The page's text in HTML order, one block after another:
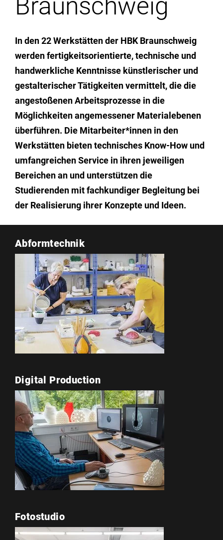
Institute
Forschung
Infrastruktur
Aktuelles
meinstudium
Mediothek
Ausstellungsräume
Mensa & Cafeteria
Braunschweig
In den 22 Werkstätten der HBK Braunschweig
werden fertigkeitsorientierte, technische und
handwerkliche Kenntnisse künstlerischer und
gestalterischer Tätigkeiten vermittelt, die die
angestoßenen Arbeitsprozesse in die
Möglichkeiten angemessener Materialebenen
überführen. Die Mitarbeiter*innen in den
Werkstätten bieten technisches Know-How und
umfangreichen Service in ihren jeweiligen
Bereichen an und unterstützen die
Studierenden mit fachkundiger Begleitung bei
der Realisierung ihrer Konzepte und Ideen.
Abformtechnik
Digital Production
Fotostudio